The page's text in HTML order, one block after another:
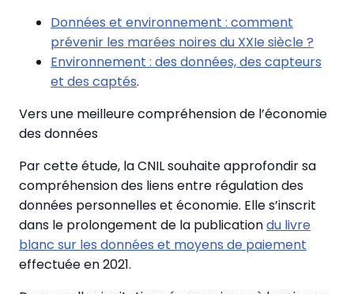
Données et environnement : comment
prévenir les marées noires du XXIe siècle ?
Environnement : des données, des capteurs
et des captés.
Vers une meilleure compréhension de l’économie
des données
Par cette étude, la CNIL souhaite approfondir sa
compréhension des liens entre régulation des
données personnelles et économie. Elle s’inscrit
dans le prolongement de la publicationdu livre
blanc sur les données et moyens de paiement
effectuée en 2021.